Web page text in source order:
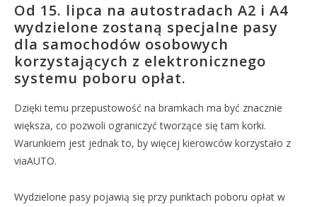
Od 15. lipca na autostradach A2 i A4
wydzielone zostaną specjalne pasy
dla samochodów osobowych
korzystających z elektronicznego
systemu poboru opłat.
Dzięki temu przepustowość na bramkach ma być znacznie
większa, co pozwoli ograniczyć tworzące się tam korki.
Warunkiem jest jednak to, by więcej kierowców korzystało z
viaAUTO.
Wydzielone pasy pojawią się przy punktach poboru opłat w